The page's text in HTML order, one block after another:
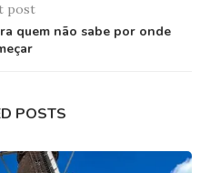
post
quem não sabe por onde
POSTS